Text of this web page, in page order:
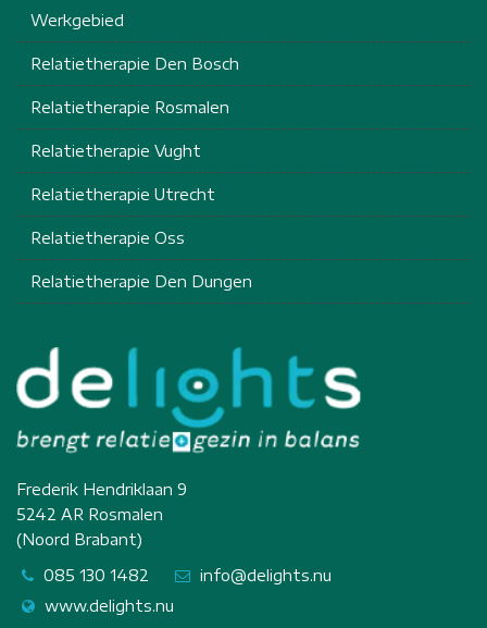
Werkgebied
Relatietherapie Den Bosch
Relatietherapie Rosmalen
Relatietherapie Vught
Relatietherapie Utrecht
Relatietherapie Oss
Relatietherapie Den Dungen
Frederik Hendriklaan 9
5242 AR Rosmalen
(Noord Brabant)
085 130 1482
info@delights.nu
www.delights.nu